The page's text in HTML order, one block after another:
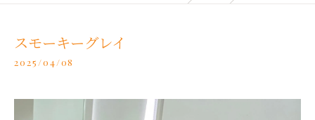
スモーキーグレイ
2025/04/08